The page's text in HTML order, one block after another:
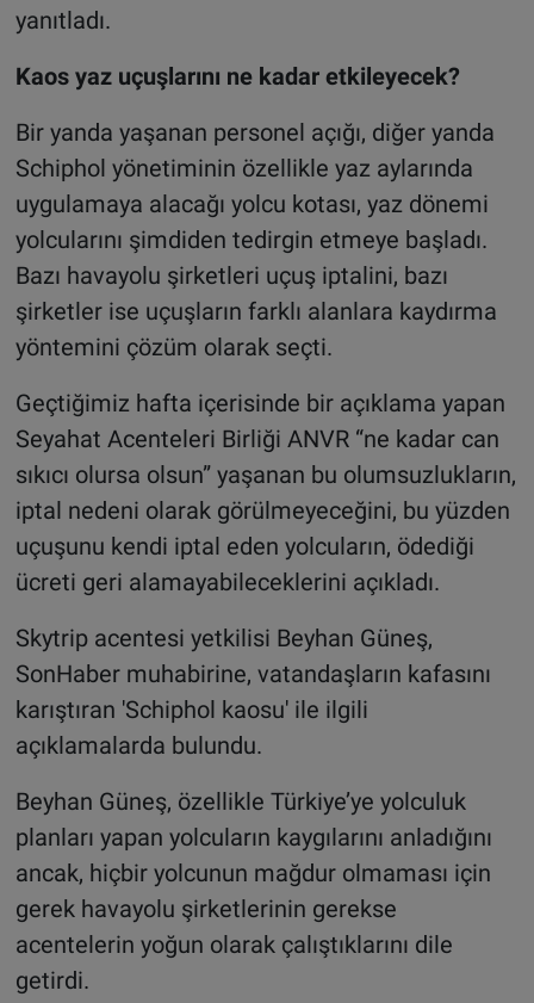
yanıtladı.
Kaos yaz uçuşlarını ne kadar etkileyecek?
Bir yanda yaşanan personel açığı, diğer yanda
Schiphol yönetiminin özellikle yaz aylarında
uygulamaya alacağı yolcu kotası, yaz dönemi
yolcularını şimdiden tedirgin etmeye başladı.
Bazı havayolu şirketleri uçuş iptalini, bazı
şirketler ise uçuşların farklı alanlara kaydırma
yöntemini çözüm olarak seçti.
Geçtiğimiz hafta içerisinde bir açıklama yapan
Seyahat Acenteleri Birliği ANVR “ne kadar can
sıkıcı olursa olsun” yaşanan bu olumsuzlukların,
iptal nedeni olarak görülmeyeceğini, bu yüzden
uçuşunu kendi iptal eden yolcuların, ödediği
ücreti geri alamayabileceklerini açıkladı.
Skytrip acentesi yetkilisi Beyhan Güneş,
SonHaber muhabirine, vatandaşların kafasını
karıştıran 'Schiphol kaosu' ile ilgili
açıklamalarda bulundu.
Beyhan Güneş, özellikle Türkiye’ye yolculuk
planları yapan yolcuların kaygılarını anladığını
ancak, hiçbir yolcunun mağdur olmaması için
gerek havayolu şirketlerinin gerekse
acentelerin yoğun olarak çalıştıklarını dile
getirdi.